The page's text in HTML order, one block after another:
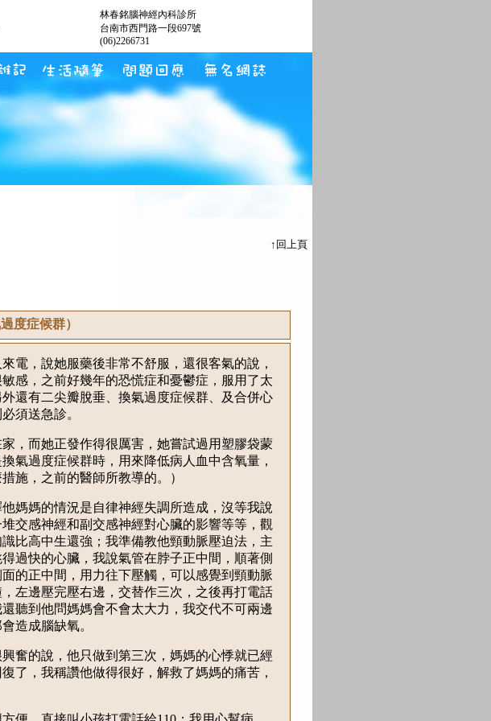
林春銘腦神經內科診所
台南市西門路一段697號
(06)2266731
↑回上頁
度症候群）
電，說她服藥後非常不舒服，還很客氣的說，
感，之前好幾年的恐慌症和憂鬱症，服用了太
還有二尖瓣脫垂、換氣過度症候群、及合併心
須送急診。
，而她正發作得很厲害，她嘗試過用塑膠袋蒙
氣過度症候群時，用來降低病人血中含氧量，
施，之前的醫師所教導的。）
媽媽的情況是自律神經失調所造成，沒等我說
交感神經和副交感神經對心臟的影響等等，觀
比高中生還強；我準備教他頸動脈壓迫法，主
過快的心臟，我說氣管在脖子正中間，順著側
的正中間，用力往下壓觸，可以感覺到頸動脈
左邊壓完壓右邊，交替作三次，之後再打電話
聽到他問媽媽會不會太大力，我交代不可兩邊
造成腦缺氧。
奮的說，他只做到第三次，媽媽的心悸就已經
了，我稱讚他做得很好，解救了媽媽的痛苦，